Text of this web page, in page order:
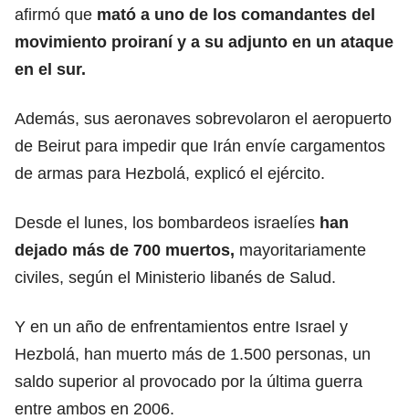
afirmó que mató a uno de los comandantes del
movimiento proiraní y a su adjunto en un ataque
en el sur.
Además, sus aeronaves sobrevolaron el aeropuerto
de Beirut para impedir que Irán envíe cargamentos
de armas para Hezbolá, explicó el ejército.
Desde el lunes, los bombardeos israelíes han
dejado más de 700 muertos, mayoritariamente
civiles, según el Ministerio libanés de Salud.
Y en un año de enfrentamientos entre Israel y
Hezbolá, han muerto más de 1.500 personas, un
saldo superior al provocado por la última guerra
entre ambos en 2006.